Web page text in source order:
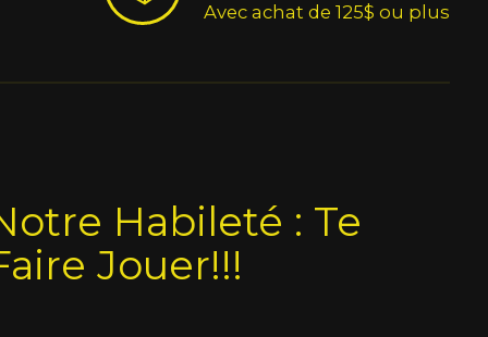
Avec achat de 125$ ou plus
Habileté : Te
Jouer!!!